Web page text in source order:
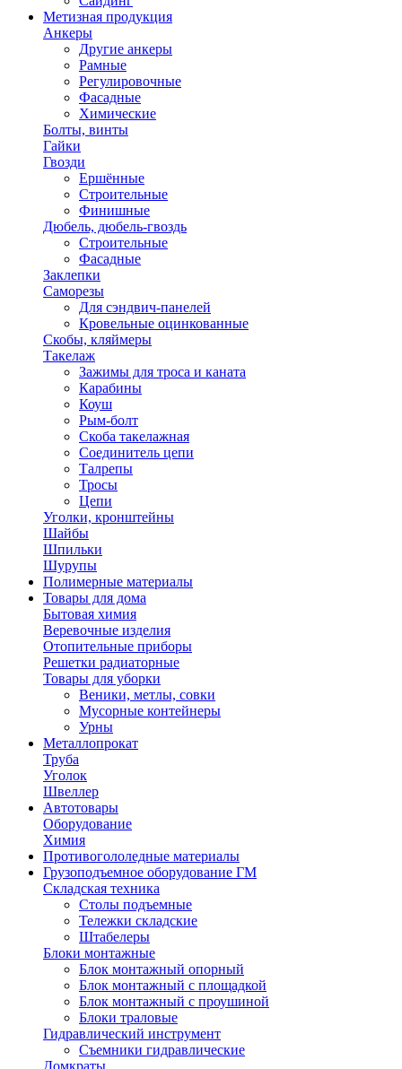
Метизная продукция
Анкеры
Другие анкеры
Рамные
Регулировочные
Фасадные
Химические
Болты, винты
Гайки
Гвозди
Ершённые
Строительные
Финишные
Дюбель, дюбель-гвоздь
Строительные
Фасадные
Заклепки
Саморезы
Для сэндвич-панелей
Кровельные оцинкованные
Скобы, кляймеры
Такелаж
Зажимы для троса и каната
Карабины
Коуш
Рым-болт
Скоба такелажная
Соединитель цепи
Талрепы
Тросы
Цепи
Уголки, кронштейны
Шайбы
Шпильки
Шурупы
Полимерные материалы
Товары для дома
Бытовая химия
Веревочные изделия
Отопительные приборы
Решетки радиаторные
Товары для уборки
Веники, метлы, совки
Мусорные контейнеры
Урны
Металлопрокат
Труба
Уголок
Швеллер
Автотовары
Оборудование
Химия
Противогололедные материалы
Грузоподъемное оборудование ГМ
Складская техника
Столы подъемные
Тележки складские
Штабелеры
Блоки монтажные
Блок монтажный опорный
Блок монтажный с площадкой
Блок монтажный с проушиной
Блоки траловые
Гидравлический инструмент
Съемники гидравлические
Домкраты